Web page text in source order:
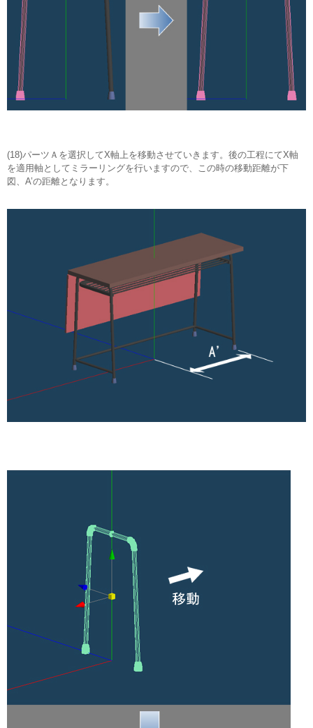
(18)パーツＡを選択してX軸上を移動させていきます。後の工程にてX軸
を適用軸としてミラーリングを行いますので、この時の移動距離が下
図、A’の距離となります。